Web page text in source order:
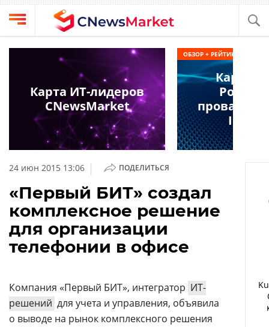
Выбрать
провайдера
Компании
обзоры
кабинет
О
проекте
CNews
Конференции
Техника
CNews
Конференции
Техника
24 июн 2015 13:06 | ПОДЕЛИТЬСЯ
«Первый БИТ» создал
комплексное решение
для организации
телефонии в офисе
Компания «Первый БИТ», интегратор ИТ-
решений для учета и управления, объявила
о выводе на рынок комплексного решения
Карта ИТ-лидеров
CNewsMarket
Карта
IaaS
ОБЗОР + РЕЙТИНГ